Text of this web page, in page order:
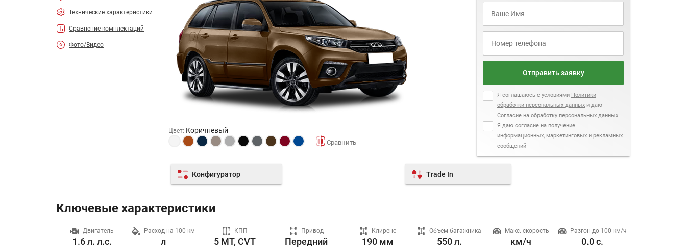
Технические характеристики
Сравнение комплектаций
Фото/Видео
Цвет: Коричневый
Отправить заявку
Я соглашаюсь с условиями Политики
обработки персональных данных и даю
Согласие на обработку персональных данных
Я даю согласие на получение
информационных, маркетинговых и рекламных
сообщений
Конфигуратор Trade In
Ключевые характеристики
Двигатель
1.6 л. л.с.
Расход на 100 км
л
КПП
5 MT, CVT
Привод
Передний
Клиренс
190 мм
Объем багажника
550 л.
Макс. скорость
км/ч
Разгон до 100 км/ч
0.0 с.